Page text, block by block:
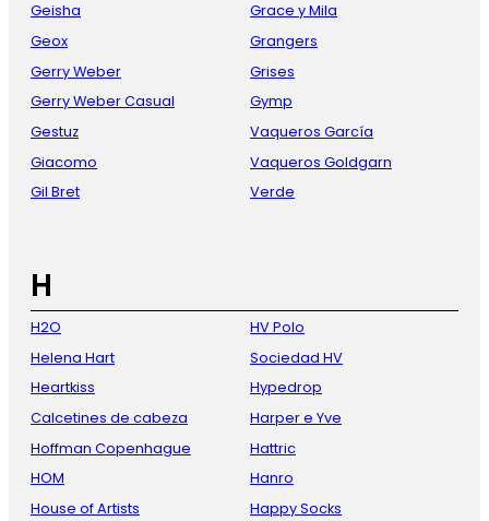
Geisha
Geox
Gerry Weber
Gerry Weber Casual
Gestuz
Giacomo
Gil Bret
Grace y Mila
Grangers
Grises
Gymp
Vaqueros García
Vaqueros Goldgarn
Verde
H
H2O
Helena Hart
Heartkiss
Calcetines de cabeza
Hoffman Copenhague
HOM
House of Artists
HV Polo
Sociedad HV
Hypedrop
Harper e Yve
Hattric
Hanro
Happy Socks